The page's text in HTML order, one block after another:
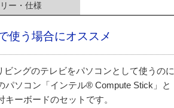
ー・仕様
使う場合にオススメ
ビングのテレビをパソコンとして使うのに
パソコン「インテル® Compute Stick」と
ーボードのセットです。